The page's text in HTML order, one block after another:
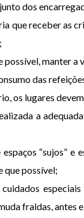
dos
que receber as
possível, manter
das
os lugares
a
espaços “sujos”
que possível;
cuidados
fraldas, antes